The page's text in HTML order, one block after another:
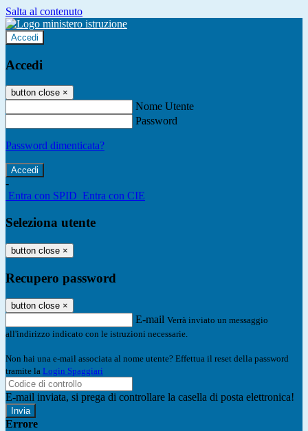
Salta al contenuto
Accedi
Accedi
button close ×
Nome Utente
Password
Password dimenticata?
-
Entra con SPID Entra con CIE
Seleziona utente
button close ×
Recupero password
button close ×
E-mail Verrà inviato un messaggio
all'indirizzo indicato con le istruzioni necessarie.
Non hai una e-mail associata al nome utente? Effettua il reset della password
tramite la Login Spaggiari
E-mail inviata, si prega di controllare la casella di posta elettronica!
Errore